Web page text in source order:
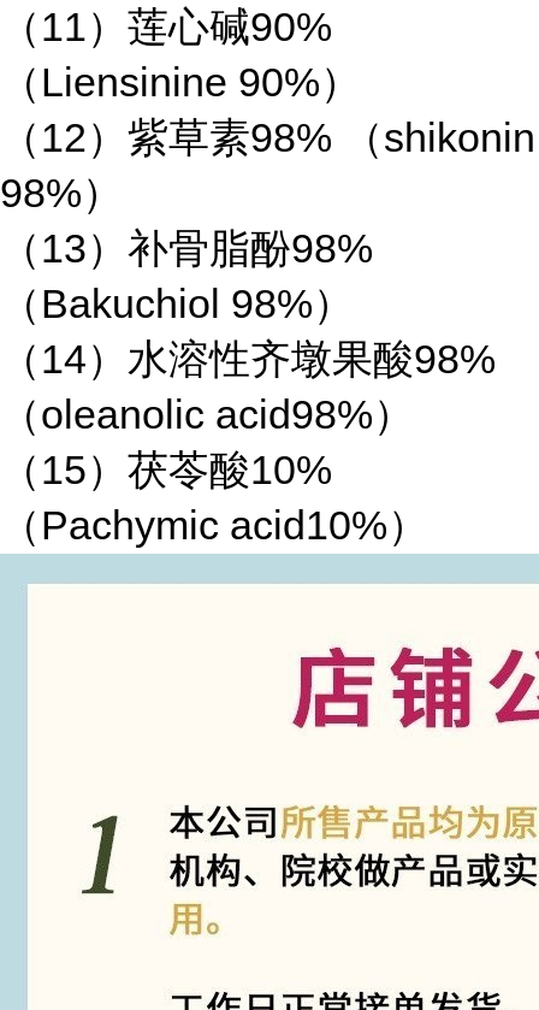
（11）莲心碱90%
（Liensinine 90%）
（12）紫草素98% （shikonin
98%）
（13）补骨脂酚98%
（Bakuchiol 98%）
（14）水溶性齐墩果酸98%
（oleanolic acid98%）
（15）茯苓酸10%
（Pachymic acid10%）